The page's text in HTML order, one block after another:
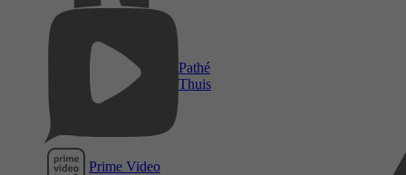
Pathé
Thuis
Prime Video